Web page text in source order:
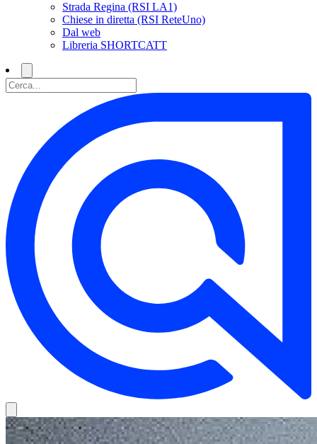
Strada Regina (RSI LA1)
Chiese in diretta (RSI ReteUno)
Dal web
Libreria SHORTCATT